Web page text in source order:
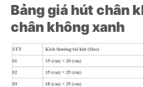
Bảng giá hút chân
chân không xanh